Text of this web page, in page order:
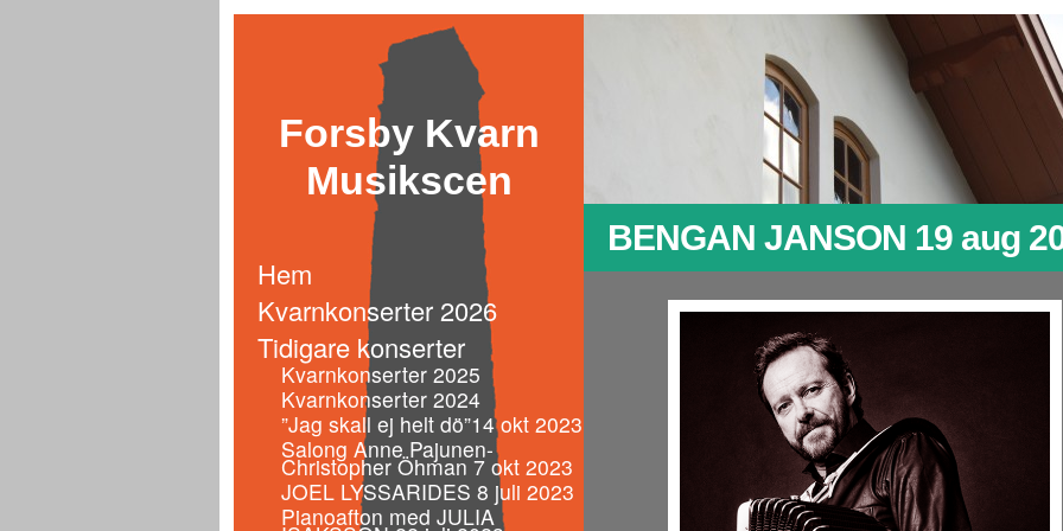
Hem
Kvarnkonserter 2026
Tidigare konserter
Kvarnkonserter 2025
Kvarnkonserter 2024
”Jag skall ej helt dö”14 okt 2023
Salong Anne Pajunen-
Christopher Öhman 7 okt 2023
JOEL LYSSARIDES 8 juli 2023
Pianoafton med JULIA
Forsby Kvarn
Musikscen
BENGAN JANSON 19 aug